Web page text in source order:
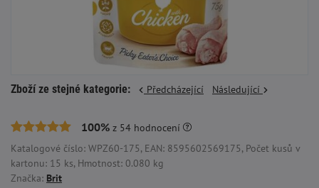
Zboží ze stejné kategorie: Předcházející Následující
100% z 54 hodnocení
Katalogové číslo: WPZ60-175, EAN: 8595602569175, Počet kusů v
kartonu: 15 ks, Hmotnost: 0.080 kg
Značka: Brit